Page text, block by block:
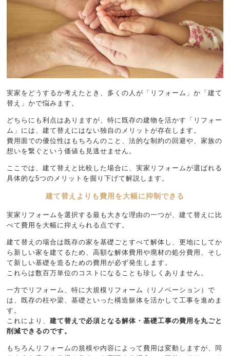
実家をどうするか考えたとき、多くの人が「リフォーム」か「建て
替え」かで悩みます。
どちらにも利点はありますが、特に既存の建物を活かす「リフォー
ム」には、建て替えにはない独自のメリットが存在します。
費用面での優位性はもちろんのこと、法的な制約の回避や、家族の
想いを繋ぐという価値も見逃せません。
ここでは、建て替えと比較した場合に、実家リフォームが選ばれる
具体的な5つのメリットを掘り下げて解説します。
建て替えよりも費用を大幅に抑制できる
実家リフォームを選択する最も大きな理由の一つが、建て替えに比
べて費用を大幅に抑えられる点です。
建て替えの場合は既存の家を基礎ごとすべて解体し、更地にしてか
ら新しい家を建てるため、高額な解体費用や廃材の処分費用、そし
て新しい基礎を造るための費用が必ず発生します。
これらは数百万単位のコストになることも珍しくありません。
一方でリフォーム、特に大規模リフォーム（リノベーション）で
は、既存の柱や梁、基礎といった構造躯体を活かして工事を進めま
す。
これにより、 建て替えで必須となる解体・基礎工事の費用を丸ごと
削減できるのです。
もちろんリフォームの規模や内容によって費用は変動しますが、同